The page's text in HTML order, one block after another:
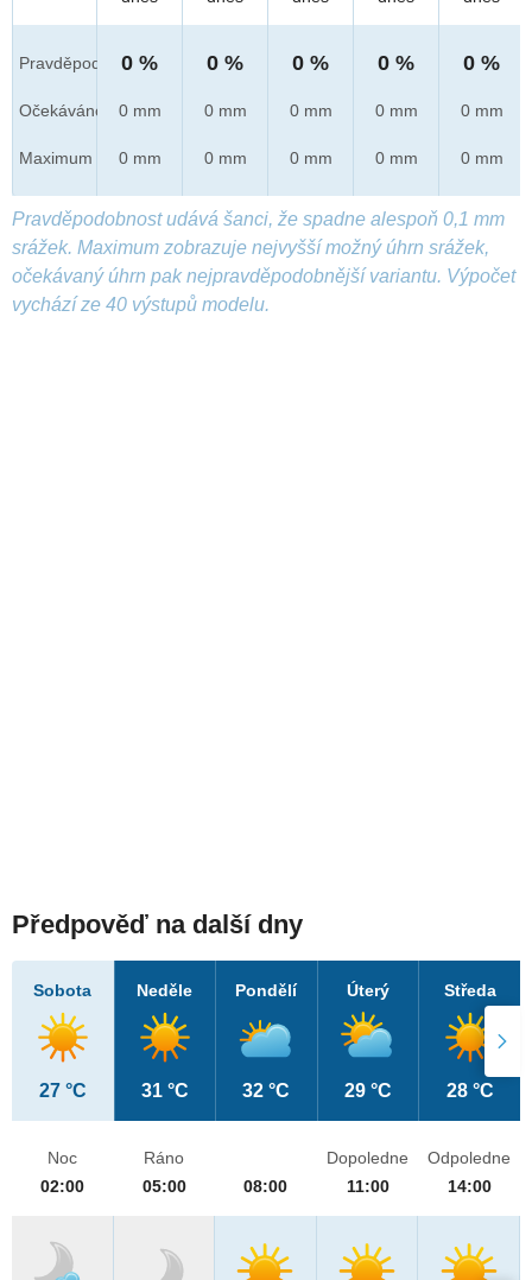
Pravděpod.
Očekáváno
Maximum
0 %
0 mm
0 mm
0 %
0 mm
0 mm
0 %
0 mm
0 mm
0 %
0 mm
0 mm
0 %
0 mm
0 mm
Pravděpodobnost udává šanci, že spadne alespoň 0,1 mm
srážek. Maximum zobrazuje nejvyšší možný úhrn srážek,
očekávaný úhrn pak nejpravděpodobnější variantu. Výpočet
vychází ze 40 výstupů modelu.
Předpověď na další dny
Sobota
27 °C
Neděle
31 °C
Pondělí
32 °C
Úterý
29 °C
Středa
28 °C
Noc
02:00
Ráno
05:00
08:00
Dopoledne
11:00
Odpoledne
14:00